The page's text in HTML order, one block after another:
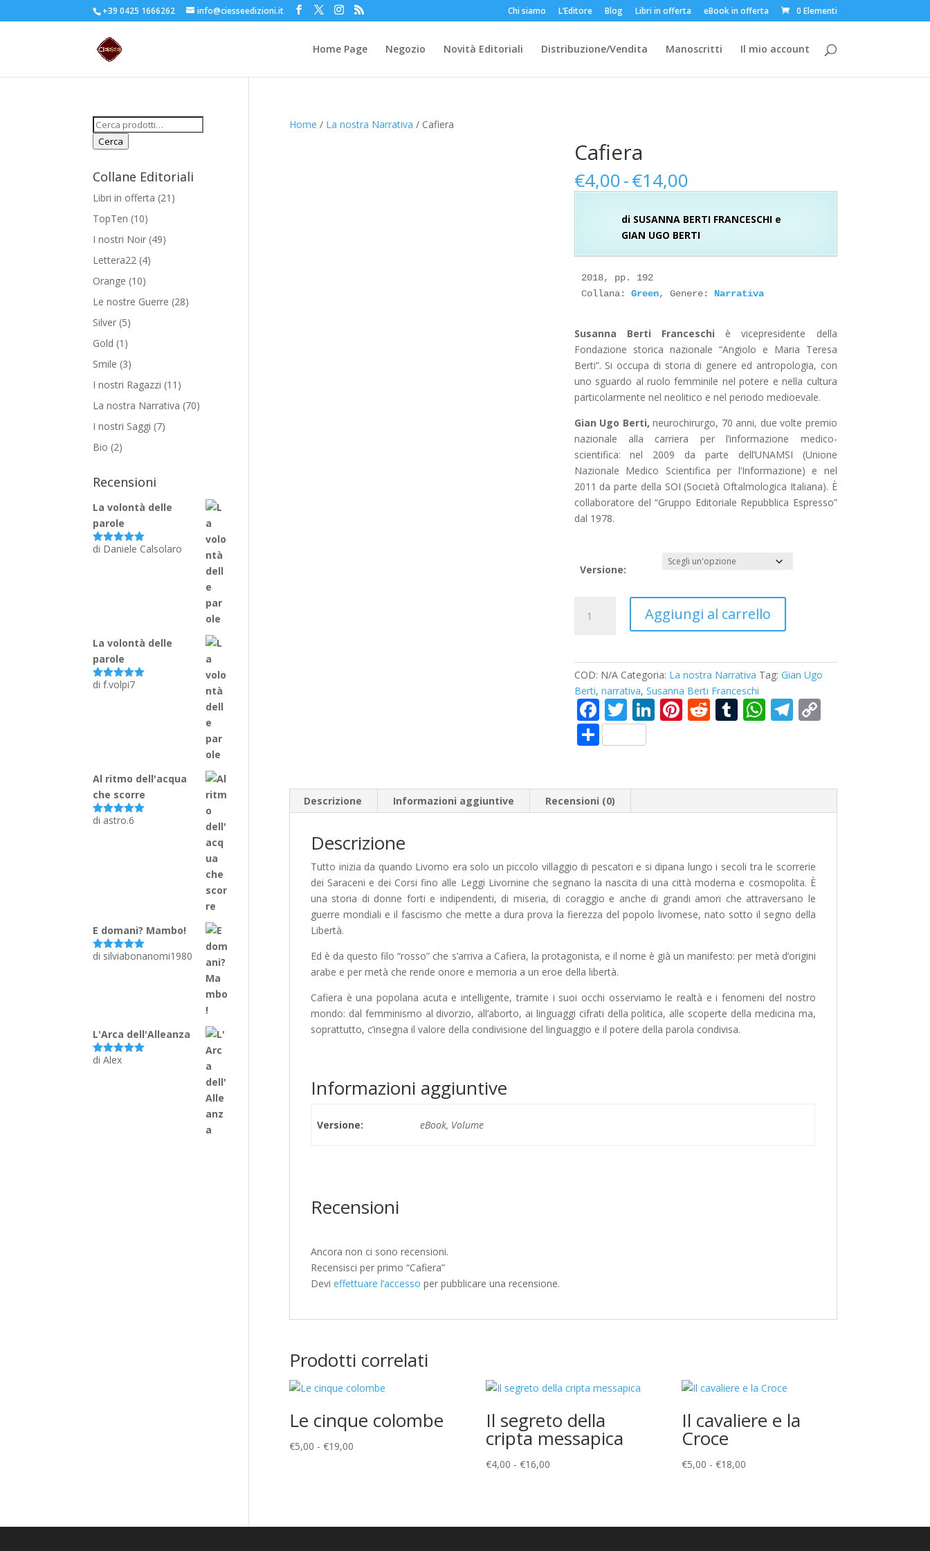
+39 0425 1666262 info@ciesseedizioni.it Chi siamo L’Editore Blog Libri in offerta eBook in offerta 0 Elementi
Home Page Negozio Novità Editoriali Distribuzione/Vendita Manoscritti Il mio account
Home / La nostra Narrativa / Cafiera
Cafiera
€4,00-€14,00Fascia
di
prezzo:
da
€4,00
a
di SUSANNA BERTI FRANCESCHI e
GIAN UGO BERTI
2018, pp. 192
Collana: Green, Genere: Narrativa
Susanna Berti Franceschi è vicepresidente della
Fondazione storica nazionale “Angiolo e Maria Teresa
Berti”. Si occupa di storia di genere ed antropologia, con
uno sguardo al ruolo femminile nel potere e nella cultura
particolarmente nel neolitico e nel periodo medioevale.
Gian Ugo Berti, neurochirurgo, 70 anni, due volte premio
nazionale alla carriera per l’informazione medico-
scientifica: nel 2009 da parte dell’UNAMSI (Unione
Nazionale Medico Scientifica per l’Informazione) e nel
2011 da parte della SOI (Società Oftalmologica Italiana). È
collaboratore del “Gruppo Editoriale Repubblica Espresso”
dal 1978.
Versione:
quantità
Aggiungi al carrello
COD: N/A Categoria: La nostra Narrativa Tag: Gian Ugo
Berti, narrativa, Susanna Berti Franceschi
F
ac
e
o
o
T
w
itt
Li
dI
n
Pi
st
R
t
T
r
W
A
p
T
a
m
C
Li
n
C
di
vi
Descrizione Informazioni aggiuntive Recensioni (0)
Descrizione
Tutto inizia da quando Livorno era solo un piccolo villaggio di pescatori e si dipana lungo i secoli tra le scorrerie
dei Saraceni e dei Corsi fino alle Leggi Livornine che segnano la nascita di una città moderna e cosmopolita. È
una storia di donne forti e indipendenti, di miseria, di coraggio e anche di grandi amori che attraversano le
guerre mondiali e il fascismo che mette a dura prova la fierezza del popolo livornese, nato sotto il segno della
Libertà.
Ed è da questo filo “rosso” che s’arriva a Cafiera, la protagonista, e il nome è già un manifesto: per metà d’origini
arabe e per metà che rende onore e memoria a un eroe della libertà.
Cafiera è una popolana acuta e intelligente, tramite i suoi occhi osserviamo le realtà e i fenomeni del nostro
mondo: dal femminismo al divorzio, all’aborto, ai linguaggi cifrati della politica, alle scoperte della medicina ma,
soprattutto, c’insegna il valore della condivisione del linguaggio e il potere della parola condivisa.
Informazioni aggiuntive
Versione: eBook, Volume
Recensioni
Ancora non ci sono recensioni.
Recensisci per primo “Cafiera”
Devi effettuare l’accesso per pubblicare una recensione.
Prodotti correlati
Le cinque colombe
€5,00 - €19,00Fascia
a
Il segreto della
cripta messapica
€4,00 - €16,00Fascia
€4,00
Il cavaliere e la
Croce
€5,00 - €18,00
€5,00
Cerca:
Cerca
Collane Editoriali
Libri in offerta (21)
TopTen (10)
I nostri Noir (49)
Lettera22 (4)
Orange (10)
Le nostre Guerre (28)
Silver (5)
Gold (1)
Smile (3)
I nostri Ragazzi (11)
La nostra Narrativa (70)
I nostri Saggi (7)
Bio (2)
Recensioni
La volontà delle
parole
Valutato5
di Daniele Calsolaro
La volontà delle
parole
Valutato 5
di f.volpi7
Al ritmo dell'acqua
che scorre
Valutato5
di astro.6
E domani? Mambo!
Valutato5
di silviabonanomi1980
L'Arca dell'Alleanza
Valutato
di Alex